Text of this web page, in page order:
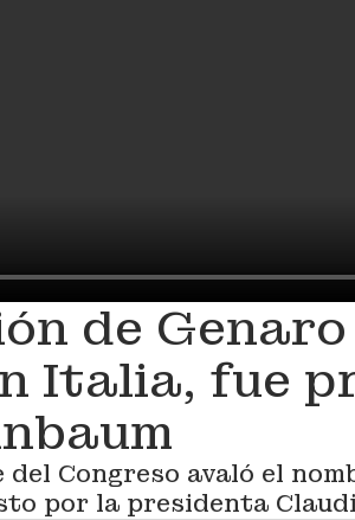
de
Italia, fue
Congreso avaló el
por la presidenta